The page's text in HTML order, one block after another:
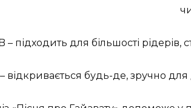
– підходить для більшості рідерів,
відкривається будь-де, зручно для